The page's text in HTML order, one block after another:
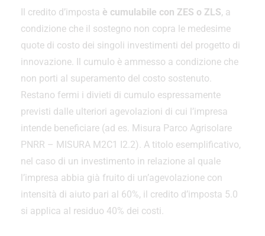
Il credito d’imposta è cumulabile con ZES o ZLS, a
condizione che il sostegno non copra le medesime
quote di costo dei singoli investimenti del progetto di
innovazione. Il cumulo è ammesso a condizione che
non porti al superamento del costo sostenuto.
Restano fermi i divieti di cumulo espressamente
previsti dalle ulteriori agevolazioni di cui l’impresa
intende beneficiare (ad es. Misura Parco Agrisolare
PNRR – MISURA M2C1 I2.2). A titolo esemplificativo,
nel caso di un investimento in relazione al quale
l’impresa abbia già fruito di un’agevolazione con
intensità di aiuto pari al 60%, il credito d’imposta 5.0
si applica al residuo 40% dei costi.